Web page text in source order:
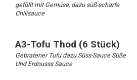
gefüllt mit Gemüse, dazu süß-scharfe
Chilisauce
A3-Tofu Thod (6 Stück)
Gebratener Tufu dazu Süss-Sauce Süße
Und Erdnusss Sauce